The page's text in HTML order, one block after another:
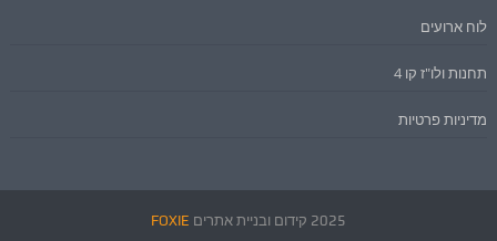
לוח ארועים
תחנות ולו"ז קו 4
מדיניות פרטיות
2025 קידום ובניית אתרים FOXIE